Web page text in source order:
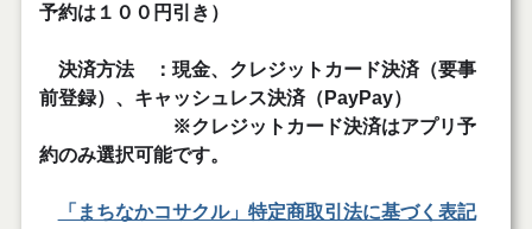
予約は１００円引き）
決済方法 ：現金、クレジットカード決済（要事
前登録）、キャッシュレス決済（PayPay）
※クレジットカード決済はアプリ予
約のみ選択可能です。
「まちなかコサクル」特定商取引法に基づく表記